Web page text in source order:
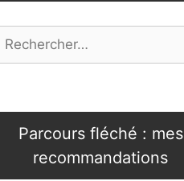
Parcours fléché : mes
recommandations